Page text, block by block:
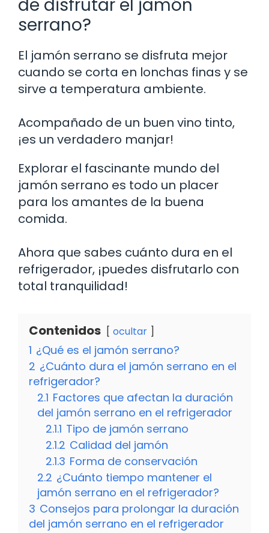
de disfrutar el jamón
serrano?
El jamón serrano se disfruta mejor
cuando se corta en lonchas finas y se
sirve a temperatura ambiente.
Acompañado de un buen vino tinto,
¡es un verdadero manjar!
Explorar el fascinante mundo del
jamón serrano es todo un placer
para los amantes de la buena
comida.
Ahora que sabes cuánto dura en el
refrigerador, ¡puedes disfrutarlo con
total tranquilidad!
Contenidos ocultar
1 ¿Qué es el jamón serrano?
2 ¿Cuánto dura el jamón serrano en el
refrigerador?
2.1 Factores que afectan la duración
del jamón serrano en el refrigerador
2.1.1 Tipo de jamón serrano
2.1.2 Calidad del jamón
2.1.3 Forma de conservación
2.2 ¿Cuánto tiempo mantener el
jamón serrano en el refrigerador?
3 Consejos para prolongar la duración
del jamón serrano en el refrigerador